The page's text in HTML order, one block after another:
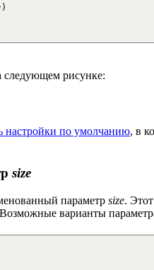
)
следующем рисунке:
настройки по умолчанию, в
size
параметр size.
варианты